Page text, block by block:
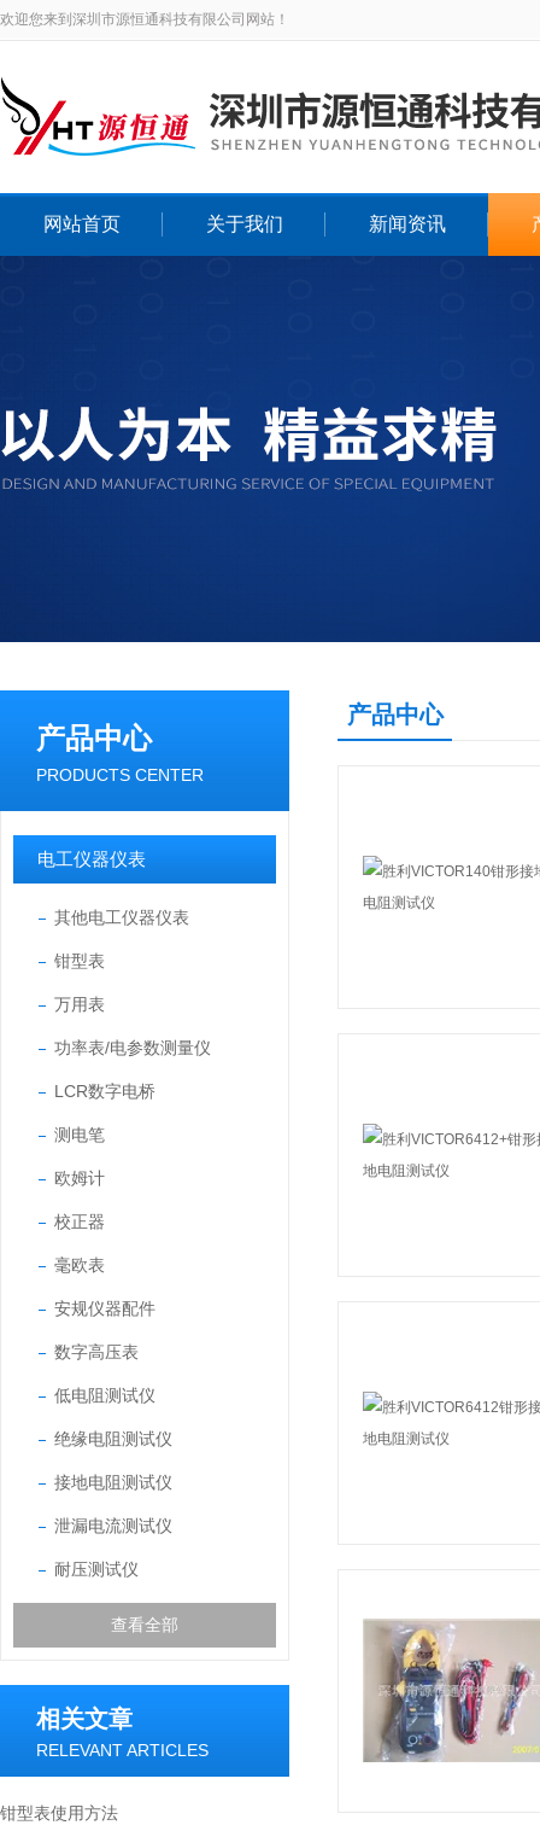
欢迎您来到深圳市源恒通科技有限公司网站！
网站首页 关于我们 新闻资讯
产品中心
PRODUCTS CENTER
电工仪器仪表
其他电工仪器仪表
钳型表
万用表
功率表/电参数测量仪
LCR数字电桥
测电笔
欧姆计
校正器
毫欧表
安规仪器配件
数字高压表
低电阻测试仪
绝缘电阻测试仪
接地电阻测试仪
泄漏电流测试仪
耐压测试仪
查看全部
相关文章
RELEVANT ARTICLES
钳型表使用方法
产品中心